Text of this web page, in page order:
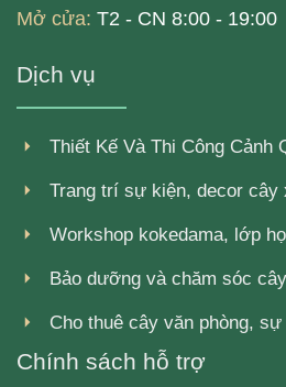
Mở cửa: T2 - CN 8:00 - 19:00
Dịch vụ
Thiết Kế Và Thi Công Cảnh
Trang trí sự kiện, decor cây
Workshop kokedama, lớp
Bảo dưỡng và chăm sóc cây
Cho thuê cây văn phòng,
Chính sách hỗ trợ